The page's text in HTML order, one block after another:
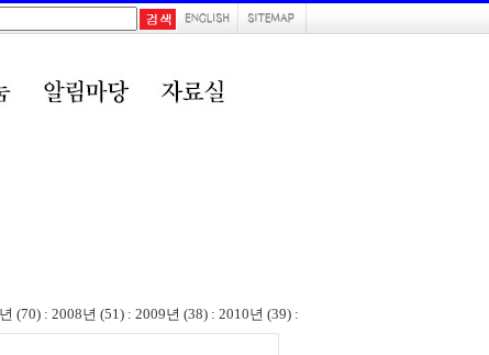
(70) : 2008년 (51) : 2009년 (38) : 2010년 (39) :